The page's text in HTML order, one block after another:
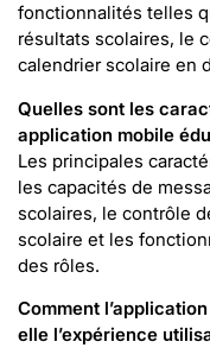
fonctionnalités telles
résultats scolaires, le
calendrier scolaire en
Quelles sont les
application mobile
Les principales
les capacités de
scolaires, le contrôle
scolaire et les
des rôles.
Comment
elle l’expérience